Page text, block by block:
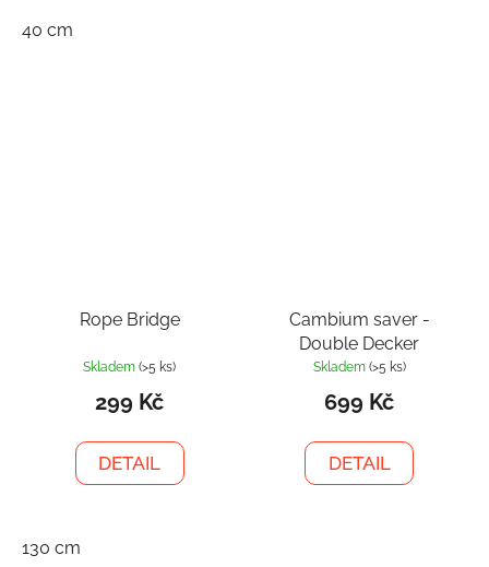
40 cm
Rope Bridge
Skladem(>5 ks)
299 Kč
DETAIL
130 cm
Cambium saver -
Double Decker
Skladem (>5 ks)
699 Kč
DETAIL